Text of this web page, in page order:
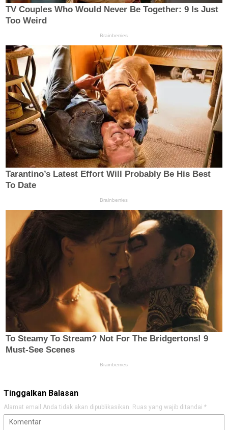
Tinggalkan Balasan
Alamat email Anda tidak akan dipublikasikan. Ruas yang wajib ditandai *